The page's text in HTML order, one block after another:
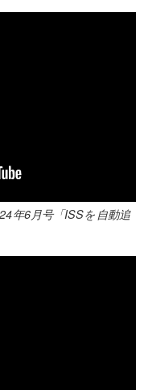
年6月号「ISSを自動追